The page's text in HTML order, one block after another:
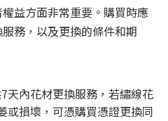
益方面非常重要。購買時應
務，以及更換的條件和期
天內花材更換服務，若繡線花
或損壞，可憑購買憑證更換同